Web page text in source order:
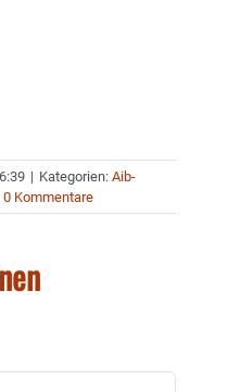
| Kategorien: Aib-
0 Kommentare